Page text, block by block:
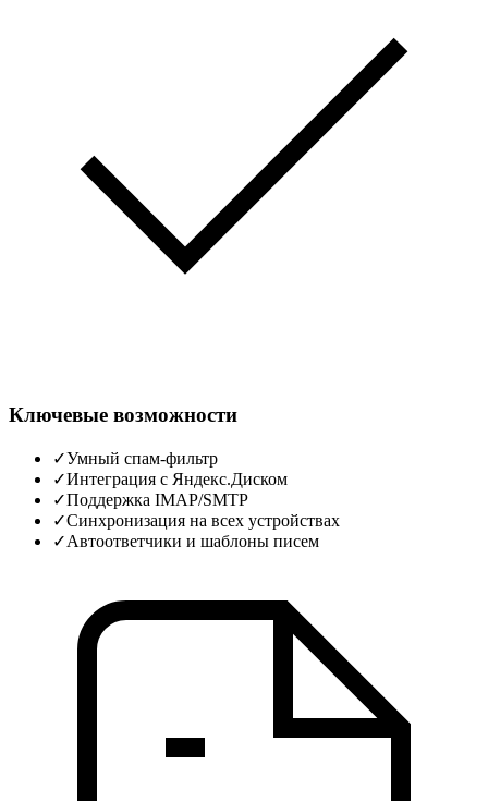
Ключевые возможности
✓Умный спам‑фильтр
✓Интеграция с Яндекс.Диском
✓Поддержка IMAP/SMTP
✓Синхронизация на всех устройствах
✓Автоответчики и шаблоны писем